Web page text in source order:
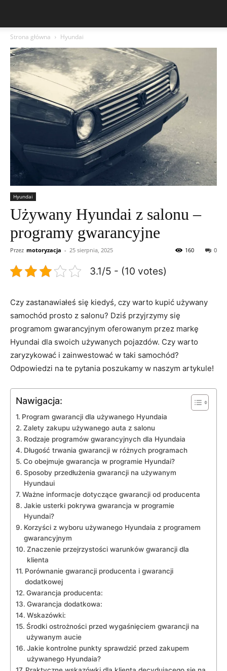
Strona główna Hyundai
Hyundai
Używany Hyundai z salonu –
programy gwarancyjne
Przez motoryzacja - 25 sierpnia, 2025 0
160
3.1/5 - (10 votes)
Czy zastanawiałeś się ​kiedyś, czy warto kupić ‌używany
samochód prosto z salonu? Dziś przyjrzymy się
programom gwarancyjnym oferowanym przez markę
Hyundai ⁣dla swoich‌ używanych pojazdów. Czy warto
zaryzykować ⁤i zainwestować w taki samochód?
Odpowiedzi na⁤ te pytania poszukamy w⁢ naszym artykule!
Nawigacja:
Program gwarancji dla używanego Hyundaia
Zalety zakupu‍ używanego auta z ⁣salonu
Rodzaje programów gwarancyjnych​ dla ‌Hyundaia
Długość trwania ⁤gwarancji w różnych ​programach
Co ⁤obejmuje gwarancja w‌ programie‍ Hyundai?
Sposoby przedłużenia gwarancji na używanym
Hyundaui
Ważne‍ informacje⁢ dotyczące gwarancji od producenta
Jakie usterki pokrywa gwarancja ‌w programie
⁢Hyundai?
Korzyści z wyboru używanego Hyundaia⁣ z ​programem
gwarancyjnym
Znaczenie przejrzystości warunków gwarancji dla
⁤klienta
Porównanie gwarancji⁣ producenta i gwarancji ​
dodatkowej
Gwarancja producenta:
Gwarancja​ dodatkowa:
Wskazówki:
Środki ostrożności ​przed⁣ wygaśnięciem gwarancji ⁣na
używanym aucie
Jakie⁢ kontrolne⁢ punkty sprawdzić przed zakupem
używanego Hyundaia?